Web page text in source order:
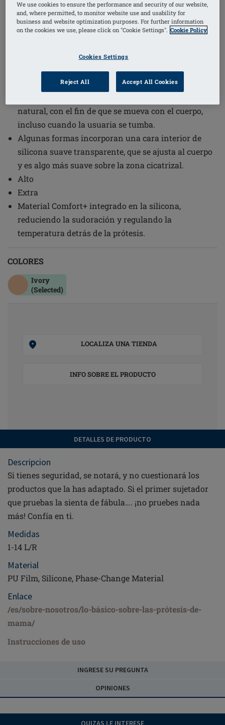
Código de pedido: 397 Natura 3E
natural, con el fin de que se mueva con el cuerpo,
incluso cuando la usuaria se tumba.
Algunas formas incorporan una cara interior de
silicona suave transparente, que se ajusta al cuerpo
y es algo más suave sobre la zona cicatrizal.
Alto
Extra
Material Comfort+ integrado en la silicona,
reduciendo la sudoración y regulando la
temperatura detrás de la prótesis.
COLORES
Ivory
(Selected)
LOCALIZA UNA TIENDA
INFO SOBRE EL PRODUCTO
DETALLES DE PRODUCTO
Descripcion
Si tienes seguridad, se notará, y no cuestionará los
productos que la has adaptado. Si el primer sujetador
que pruebas la sienta de fábula…. ¡no pruebes nada
más! Confía en ti.
Medidas
1-14 L/R
Material
PU Film, Silicone, Phase-Change Material
Enlace
/es/sobre-nosotros/lo-básico-sobre-las-prótesis-de-
mama/
Instrucciones de uso
INGRESE SU PREGUNTA
OPINIONES
QUIZAS LE INTERESE
We use cookies to ensure the performance and security of our website,
and, where permitted, to monitor website use and usability for
business and website optimization purposes. For further information
on the cookies we use, please click on "Cookie Settings". Cookie Policy
Cookies Settings
Reject All Accept All Cookies